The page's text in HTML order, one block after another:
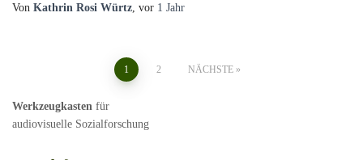
Von Kathrin Rosi Würtz , vor 1 Jahr
Seitennummerierung
der
1 2 NÄCHSTE
Werkzeugkasten für
audiovisuelle Sozialforschung